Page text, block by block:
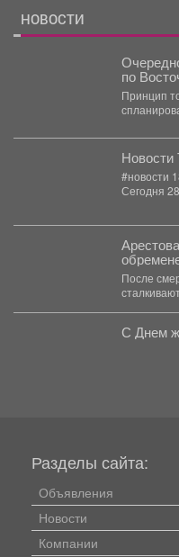
НОВОСТИ
по
Принцип
Новости
#новости
Сегодня
После
С Днем
Разделы сайта:
Объявления
Новости
Компании